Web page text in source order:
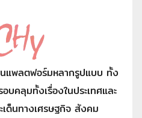
นแพลตฟอร์มหลากรูปแบบ ทั้ง
บคลุมทั้งเรื่องในประเทศและ
ด็นทางเศรษฐกิจ สังคม